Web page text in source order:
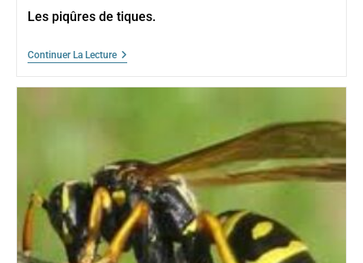
Les piqûres de tiques.
Continuer La LecturePiqûres